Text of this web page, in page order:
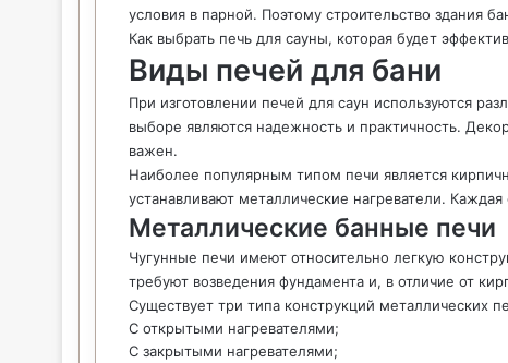
условия в парной. Поэтому строительство здания
Как выбрать печь для сауны, которая будет
Виды печей для бани
При изготовлении печей для саун используются
выборе являются надежность и практичность.
важен.
Наиболее популярным типом печи является
устанавливают металлические нагреватели.
Металлические банные печи
Чугунные печи имеют относительно легкую
требуют возведения фундамента и, в отличие от
Существует три типа конструкций металлических
С открытыми нагревателями;
С закрытыми нагревателями;